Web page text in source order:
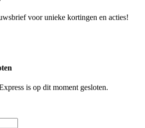
voor unieke kortingen en acties!
is op dit moment gesloten.